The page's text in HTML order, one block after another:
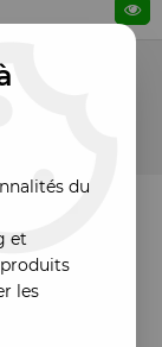
du
et
les